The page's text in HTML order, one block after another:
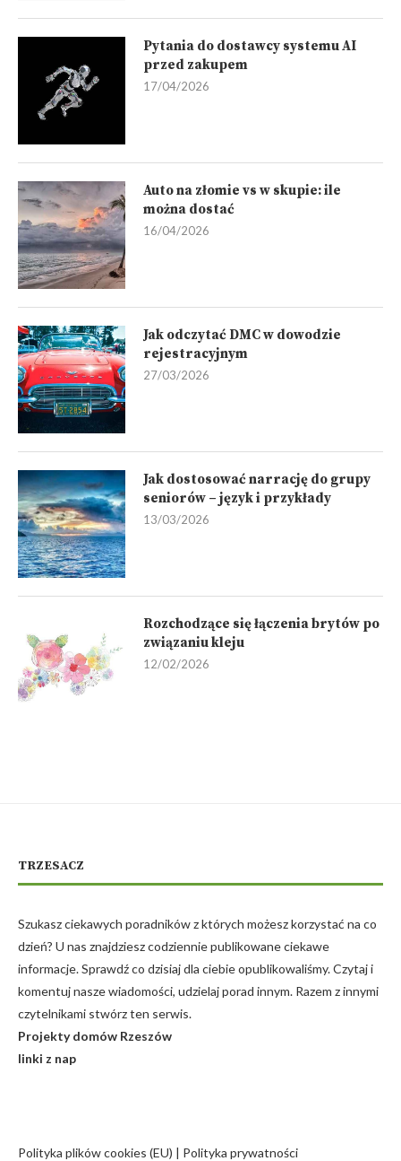
Pytania do dostawcy systemu AI
przed zakupem
17/04/2026
Auto na złomie vs w skupie: ile
można dostać
16/04/2026
Jak odczytać DMC w dowodzie
rejestracyjnym
27/03/2026
Jak dostosować narrację do grupy
seniorów – język i przykłady
13/03/2026
Rozchodzące się łączenia brytów po
związaniu kleju
12/02/2026
TRZESACZ
Szukasz ciekawych poradników z których możesz korzystać na co
dzień? U nas znajdziesz codziennie publikowane ciekawe
informacje. Sprawdź co dzisiaj dla ciebie opublikowaliśmy. Czytaj i
komentuj nasze wiadomości, udzielaj porad innym. Razem z innymi
czytelnikami stwórz ten serwis.
Projekty domów Rzeszów
linki z nap
Polityka plików cookies (EU) | Polityka prywatności